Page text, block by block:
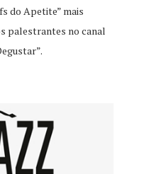
do Apetite” mais
palestrantes no canal